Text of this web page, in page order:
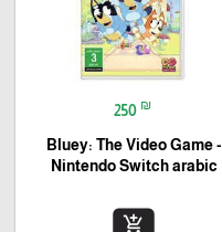
250 ₪
Bluey: The Video Game -
Nintendo Switch arabic
add_shopping_cart